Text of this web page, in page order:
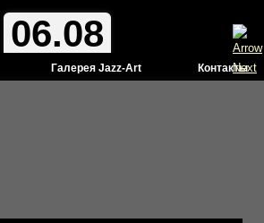
06.08
Галерея Jazz-Art Контакты